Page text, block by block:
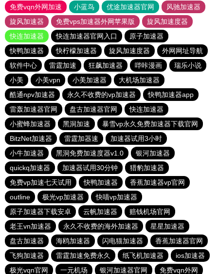
免费vqn外网加速
小蓝鸟 优途加速器官网
风驰加速器
旋风加速器
免费vps加速器外网苹果版
旋风加速度器
快连加速器
快连加速器官网入口
原子加速器
快鸭加速器
快柠檬加速器 旋风加速度器
外网网址导航
软件中心
雷霆加速 狂飙加速器 哔咔漫画
瑞乐小说
小美
小美vpn 小美加速器
大机场加速器
酷通npv加速器
永久不收费的vp加速器
快鸭加速器app
雷轰加速器官网
盘古加速器官网
快连加速器
小蜜蜂加速器
黑洞加速
暴雪vp永久免费加速器下载官网
BitzNet加速器
雷霆加器速
加速器试用3小时
小牛加速器
黑洞免费加速度器v1.0
银河加速器
quickq加速器
加速器试用30分钟
猎豹加速器
免费vp加速七天试用
快鸭加速器
香蕉加速器vp官网
outline
极光vp加速器
快喵vp加速器
原子加速器下载安卓
云帆加速器
赔钱机场官网
老王vn加速器
永久不收费的海外加速器
星星加速器
盘古加速器
海鸥加速器 闪电猫加速器
香蕉加速器官网
飞狗加速器
雷霆加速免费永久 纸飞机加速器
ios加速器
极光vqn官网
一元机场 银河加速器官网 免费vqn外网